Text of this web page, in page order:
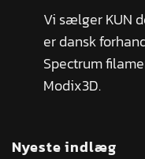
Vi sælger KUN
er dansk
Spectrum
Modix3D.
Nyeste indlæg